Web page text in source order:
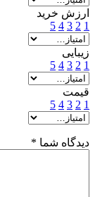
ارزش خرید
1
2
3
4
5
زیبایی
1
2
3
4
5
قیمت
1
2
3
4
5
دیدگاه شما *